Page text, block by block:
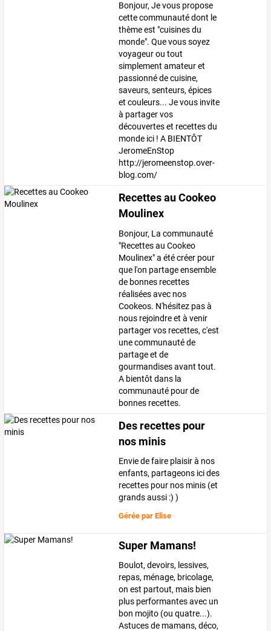
Bonjour, Je vous propose
cette communauté dont le
thème est "cuisines du
monde". Que vous soyez
voyageur ou tout
simplement amateur et
passionné de cuisine,
saveurs, senteurs, épices
et couleurs... Je vous invite
à partager vos
découvertes et recettes du
monde ici ! A BIENTÔT
JeromeEnStop
http://jeromeenstop.over-
blog.com/
Recettes au Cookeo
Moulinex
Bonjour, La communauté
"Recettes au Cookeo
Moulinex" a été créer pour
que l'on partage ensemble
de bonnes recettes
réalisées avec nos
Cookeos. N'hésitez pas à
nous rejoindre et à venir
partager vos recettes, c'est
une communauté de
partage et de
gourmandises avant tout.
A bientôt dans la
communauté pour de
bonnes recettes.
Des recettes pour
nos minis
Envie de faire plaisir à nos
enfants, partageons ici des
recettes pour nos minis (et
grands aussi :) )
Gérée parElise
Super Mamans!
Boulot, devoirs, lessives,
repas, ménage, bricolage,
on est partout, mais bien
plus performantes avec un
bon mojito (ou quatre...).
Astuces de mamans, déco,